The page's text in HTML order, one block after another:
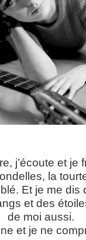
j’écoute et
la
Et je me dis
et des
de moi aussi.
et je ne